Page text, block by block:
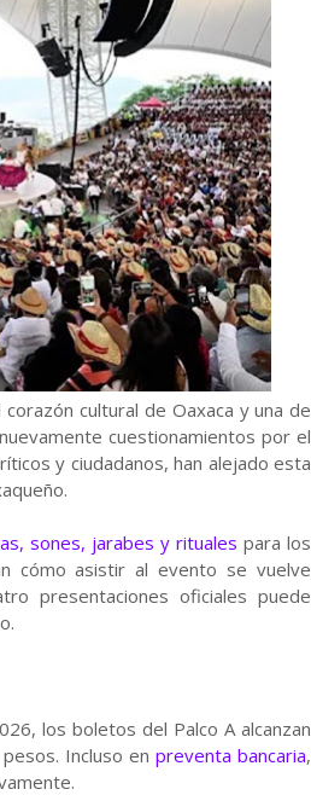
corazón cultural de Oaxaca y una de
cuestionamientos por el
y ciudadanos, han alejado esta
sones, jarabes y rituales para los
cómo asistir al evento se vuelve
presentaciones oficiales puede
los boletos del Palco A alcanzan
Incluso enpreventa bancaria,